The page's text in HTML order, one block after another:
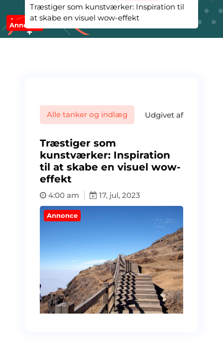
Annonce
Annonce
Træstiger som kunstværker: Inspiration til
at skabe en visuel wow-effekt
Alle tanker og indlæg Udgivet af
Træstiger som
kunstværker: Inspiration
til at skabe en visuel wow-
effekt
4:00 am 17, jul, 2023
Annonce